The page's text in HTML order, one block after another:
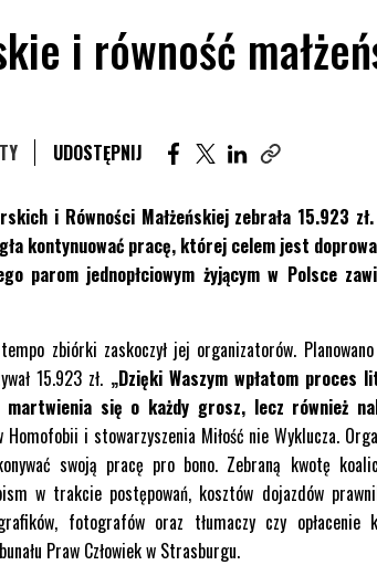
i równość
UDOSTĘPNIJ UDOSTĘPNIJ ARTYKUŁ
UDOSTĘPNIJ
UDOSTĘPNIJ
i Równości Małżeńskiej zebrała 15.923
kontynuować pracę, której celem jest
parom jednopłciowym żyjącym w Polsce
zbiórki zaskoczył jej organizatorów.
15.923 zł. „Dzięki Waszym wpłatom proces
się o każdy grosz, lecz również
i stowarzyszenia Miłość nie Wyklucza.
swoją pracę pro bono. Zebraną kwotę
w trakcie postępowań, kosztów dojazdów
fotografów oraz tłumaczy czy opłacenie
Praw Człowiek w Strasburgu.